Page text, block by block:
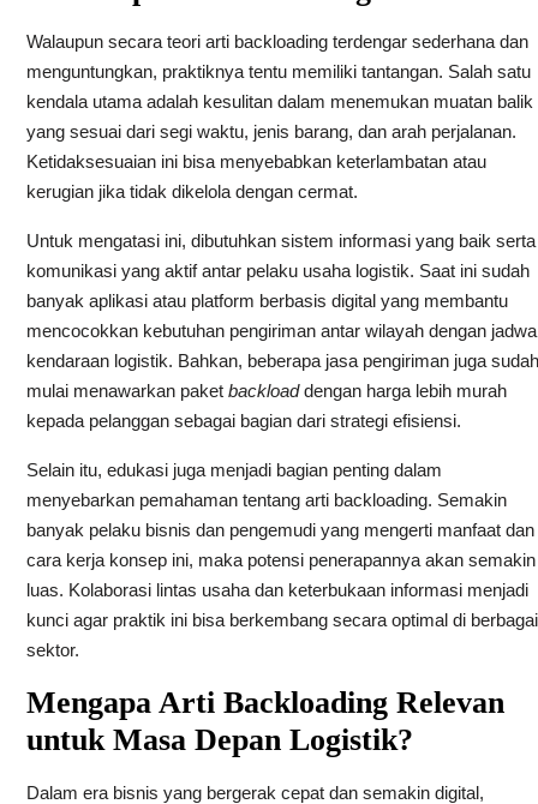
Walaupun secara teori arti backloading terdengar sederhana dan
menguntungkan, praktiknya tentu memiliki tantangan. Salah satu
kendala utama adalah kesulitan dalam menemukan muatan balik
yang sesuai dari segi waktu, jenis barang, dan arah perjalanan.
Ketidaksesuaian ini bisa menyebabkan keterlambatan atau
kerugian jika tidak dikelola dengan cermat.
Untuk mengatasi ini, dibutuhkan sistem informasi yang baik serta
komunikasi yang aktif antar pelaku usaha logistik. Saat ini sudah
banyak aplikasi atau platform berbasis digital yang membantu
mencocokkan kebutuhan pengiriman antar wilayah dengan
kendaraan logistik. Bahkan, beberapa jasa pengiriman juga sudah
mulai menawarkan paket backloaddengan harga lebih murah
kepada pelanggan sebagai bagian dari strategi efisiensi.
Selain itu, edukasi juga menjadi bagian penting dalam
menyebarkan pemahaman tentang arti backloading. Semakin
banyak pelaku bisnis dan pengemudi yang mengerti manfaat dan
cara kerja konsep ini, maka potensi penerapannya akan semakin
luas. Kolaborasi lintas usaha dan keterbukaan informasi menjadi
kunci agar praktik ini bisa berkembang secara optimal di berbagai
sektor.
Mengapa Arti Backloading Relevan
untuk Masa Depan Logistik?
Dalam era bisnis yang bergerak cepat dan semakin digital,